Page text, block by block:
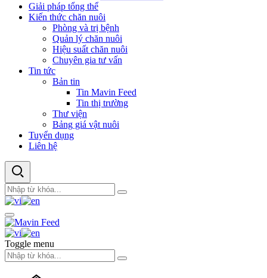
Giải pháp tổng thể
Kiến thức chăn nuôi
Phòng và trị bệnh
Quản lý chăn nuôi
Hiệu suất chăn nuôi
Chuyên gia tư vấn
Tin tức
Bản tin
Tin Mavin Feed
Tin thị trường
Thư viện
Bảng giá vật nuôi
Tuyển dụng
Liên hệ
Toggle menu